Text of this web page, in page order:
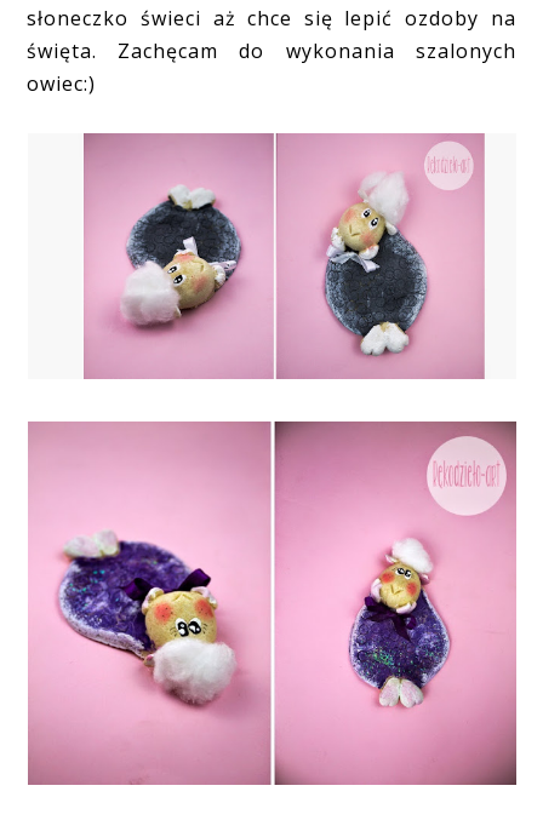
słoneczko świeci aż chce się lepić ozdoby na
święta. Zachęcam do wykonania szalonych
owiec:)